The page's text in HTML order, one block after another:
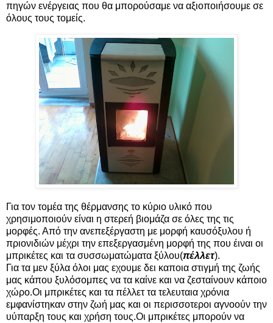
πηγών ενέργειας που θα μπορούσαμε να αξιοποιήσουμε σε
όλους τους τομείς.
Για τον τομέα της θέρμανσης το κύριο υλικό που
χρησιμοποιούν είναι η στερεή βιομάζα σε όλες της τις
μορφές. Από την ανεπεξέργαστη με μορφή καυσόξυλου ή
πριονιδιών μέχρι την επεξεργασμένη μορφή της που έιναι οι
μπρικέτες και τα συσσωματώματα ξύλου(πέλλετ).
Για τα μεν ξύλα όλοι μας εχουμε δει καποια στιγμή της ζωής
μας κάπου ξυλόσομπες να τα καίνε και να ζεσταίνουν κάποιο
χώρο.Οι μπρικέτες και τα πέλλετ τα τελευταια χρόνια
εμφανίστηκαν στην ζωή μας και οι περισσοτεροι αγνοούν την
υύπαρξη τους και χρήση τους.Οι μπρικέτες μπορούν να